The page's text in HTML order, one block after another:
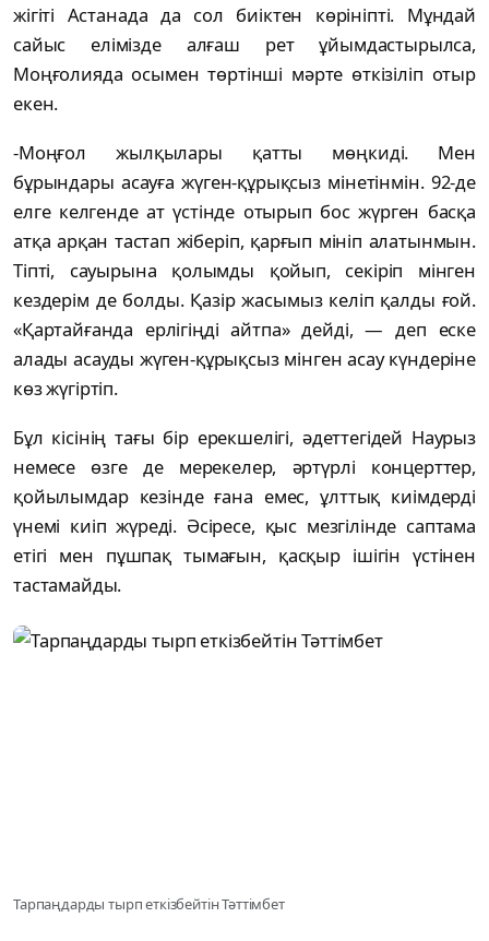
жігіті Астанада да сол биіктен көрініпті. Мұндай
сайыс елімізде алғаш рет ұйымдастырылса,
Моңғолияда осымен төртінші мәрте өткізіліп отыр
екен.
-Моңғол жылқылары қатты мөңкиді. Мен
бұрындары асауға жүген-құрықсыз мінетінмін. 92-де
елге келгенде ат үстінде отырып бос жүрген басқа
атқа арқан тастап жіберіп, қарғып мініп алатынмын.
Тіпті, сауырына қолымды қойып, секіріп мінген
кездерім де болды. Қазір жасымыз келіп қалды ғой.
«Қартайғанда ерлігіңді айтпа» дейді, — деп еске
алады асауды жүген-құрықсыз мінген асау күндеріне
көз жүгіртіп.
Бұл кісінің тағы бір ерекшелігі, әдеттегідей Наурыз
немесе өзге де мерекелер, әртүрлі концерттер,
қойылымдар кезінде ғана емес, ұлттық киімдерді
үнемі киіп жүреді. Әсіресе, қыс мезгілінде саптама
етігі мен пұшпақ тымағын, қасқыр ішігін үстінен
тастамайды.
Тарпаңдарды тырп еткізбейтін Тәттімбет